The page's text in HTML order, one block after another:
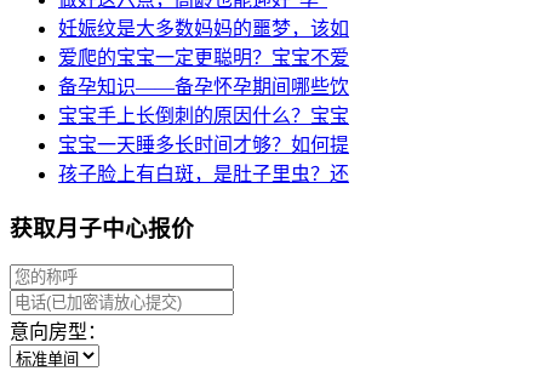
妊娠纹是大多数妈妈的噩梦，该如
爱爬的宝宝一定更聪明？宝宝不爱
备孕知识——备孕怀孕期间哪些饮
宝宝手上长倒刺的原因什么？宝宝
宝宝一天睡多长时间才够？如何提
孩子脸上有白斑，是肚子里虫？还
获取月子中心报价
意向房型：